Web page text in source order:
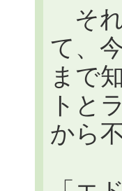
それ
て、
まで
トと
から